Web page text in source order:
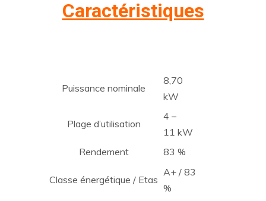
Caractéristiques
Puissance nominale
8,70
kW
Plage d’utilisation
4 –
11 kW
Rendement
83 %
Classe énergétique / Etas
A+ / 83
%